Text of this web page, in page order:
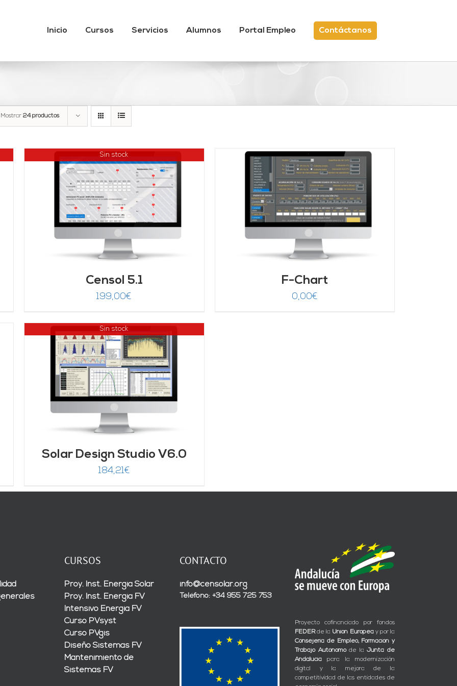
Inicio Cursos Servicios Alumnos Portal Empleo Contáctanos
Mostrar 24 productos
Sin stock
Censol 5.1
199,00€
Valorado
con3.89
de 5
AÑADIR AL CARRITO DETALLES
F-Chart
0,00€
Sin stock
Solar Design Studio V6.0
184,21€
CURSOS
Proy. Inst. Energía Solar
Proy. Inst. Energía FV
Intensivo Energía FV
Curso PVsyst
Curso PVgis
Diseño Sistemas FV
Mantenimiento de
Sistemas FV
CONTACTO
info@censolar.org
Teléfono: +34 955 725 753
Proyecto cofinanciado por fondos
FEDERde la Unión Europeay por la
Consejería de Empleo, Formación y
Trabajo Autónomode laJunta de
Andalucía para la modernización
digital y la mejora de la
competitividad de las entidades de